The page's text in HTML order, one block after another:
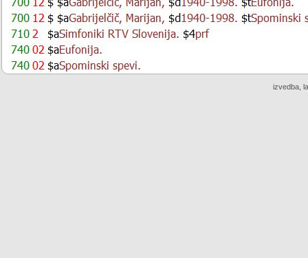
izvedba,